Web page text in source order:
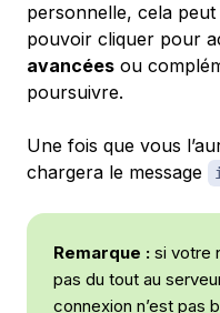
personnelle, cela
pouvoir cliquer pour
avancées ou
poursuivre.
Une fois que vous
chargera le message
Remarque : si votre
pas du tout au
connexion n’est pas